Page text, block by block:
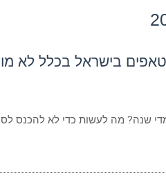
בישראל בכלל לא
שנה? מה לעשות כדי לא להכנס